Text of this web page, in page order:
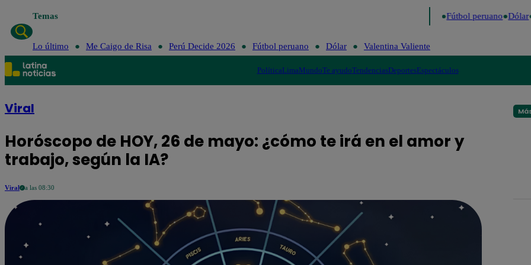
Temas Fútbol peruano Dólar
Lo último Me Caigo de Risa Perú Decide 2026 Fútbol peruano Dólar Valentina Valiente
PolíticaLimaMundoTe ayudoTendenciasDeportesEspectáculos
Viral
Horóscopo de HOY, 26 de mayo: ¿cómo te irá en el amor y
trabajo, según la IA?
Viral a las 08:30